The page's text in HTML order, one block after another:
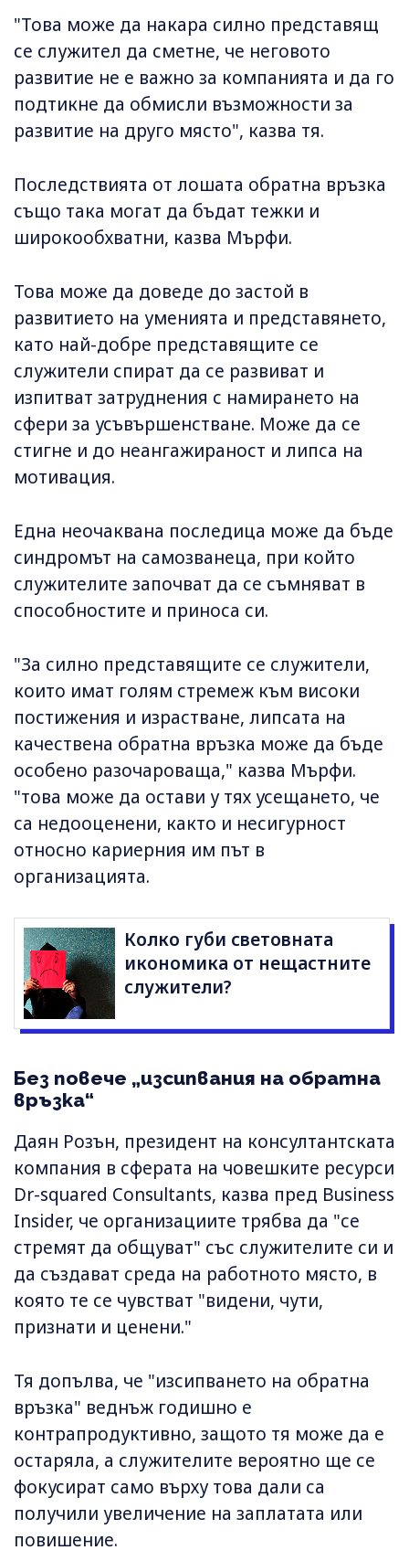
"Това може да накара силно представящ
се служител да сметне, че неговото
развитие не е важно за компанията и да го
подтикне да обмисли възможности за
развитие на друго място", казва тя.
Последствията от лошата обратна връзка
също така могат да бъдат тежки и
широкообхватни, казва Мърфи.
Това може да доведе до застой в
развитието на уменията и представянето,
като най-добре представящите се
служители спират да се развиват и
изпитват затруднения с намирането на
сфери за усъвършенстване. Може да се
стигне и до неангажираност и липса на
мотивация.
Една неочаквана последица може да бъде
синдромът на самозванеца, при който
служителите започват да се съмняват в
способностите и приноса си.
"За силно представящите се служители,
които имат голям стремеж към високи
постижения и израстване, липсата на
качествена обратна връзка може да бъде
особено разочароваща," казва Мърфи.
"това може да остави у тях усещането, че
са недооценени, както и несигурност
относно кариерния им път в
организацията.
Колко губи световната
икономика от нещастните
служители?
Без повече „изсипвания на обратна
връзка“
Даян Розън, президент на консултантската
компания в сферата на човешките ресурси
Dr-squared Consultants, казва пред Business
Insider, че организациите трябва да "се
стремят да общуват" със служителите си и
да създават среда на работното място, в
която те се чувстват "видени, чути,
признати и ценени."
Тя допълва, че "изсипването на обратна
връзка" веднъж годишно е
контрапродуктивно, защото тя може да е
остаряла, а служителите вероятно ще се
фокусират само върху това дали са
получили увеличение на заплатата или
повишение.